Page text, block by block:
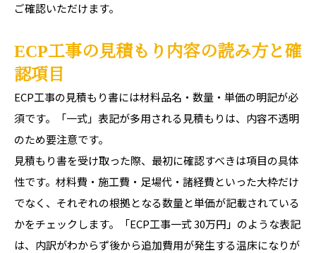
ご確認いただけます。
ECP工事の見積もり内容の読み方と確
認項目
ECP工事の見積もり書には材料品名・数量・単価の明記が必
須です。「一式」表記が多用される見積もりは、内容不透明
のため要注意です。
見積もり書を受け取った際、最初に確認すべきは項目の具体
性です。材料費・施工費・足場代・諸経費といった大枠だけ
でなく、それぞれの根拠となる数量と単価が記載されている
かをチェックします。「ECP工事一式 30万円」のような表記
は、内訳がわからず後から追加費用が発生する温床になりが